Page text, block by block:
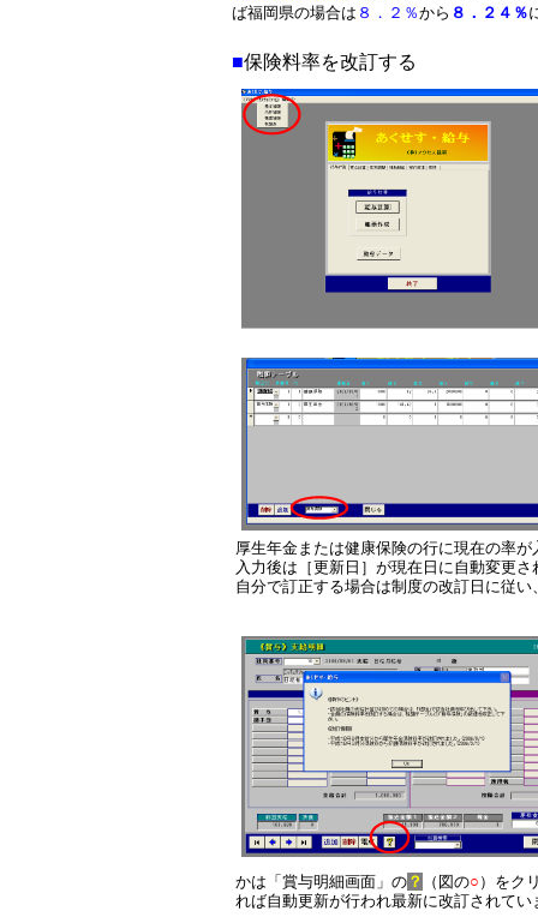
ば福岡県の場合は ８．２％から ８．２４％
■保険料率を改訂する
厚生年金または健康保険の行に現在の率
入力後は［更新日］が現在日に自動変更
自分で訂正する場合は制度の改訂日に従
かは 「賞与明細画面」の ？ （図の○ ）をク
れば自動更新が行われ最新に改訂されてい